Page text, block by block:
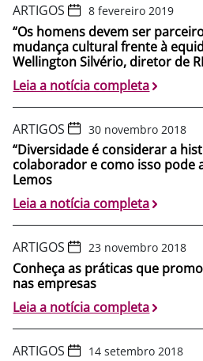
ARTIGOS 8 fevereiro 2019
“Os homens devem ser
mudança cultural frente à
Wellington Silvério, diretor de
Leia a notícia completa
ARTIGOS 30 novembro 2018
“Diversidade é considerar a
colaborador e como isso pode
Lemos
Leia a notícia completa
ARTIGOS 23 novembro 2018
Conheça as práticas que
nas empresas
Leia a notícia completa
ARTIGOS 14 setembro 2018